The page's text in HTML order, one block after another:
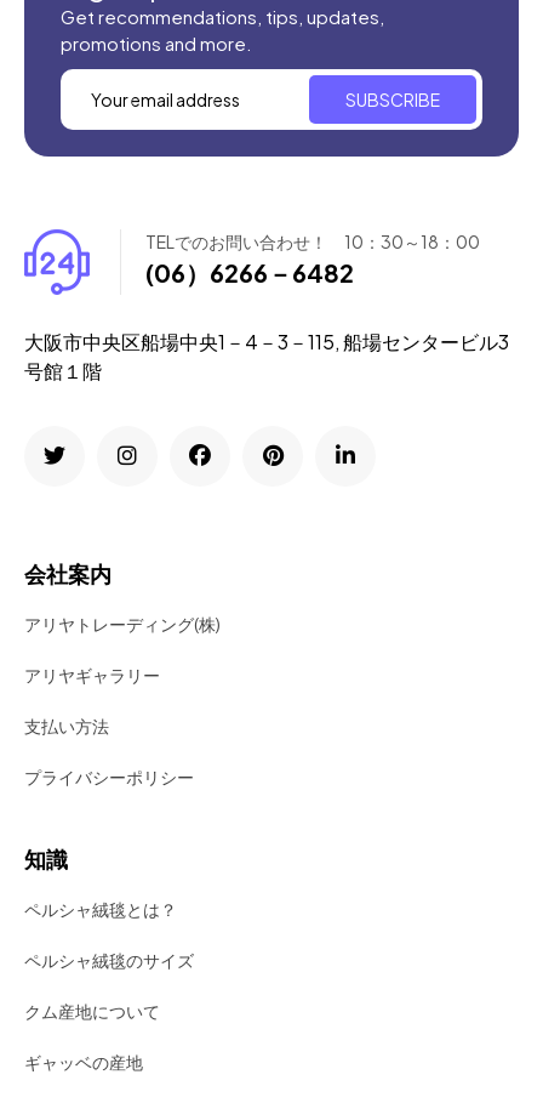
Get recommendations, tips, updates,
promotions and more.
SUBSCRIBE
TELでのお問い合わせ！ 10：30～18：00
(06）6266－6482
大阪市中央区船場中央1－4－3－115, 船場センタービル3
号館１階
会社案内
アリヤトレーディング(株)
アリヤギャラリー
支払い方法
プライバシーポリシー
知識
ペルシャ絨毯とは？
ペルシャ絨毯のサイズ
クム産地について
ギャッベの産地